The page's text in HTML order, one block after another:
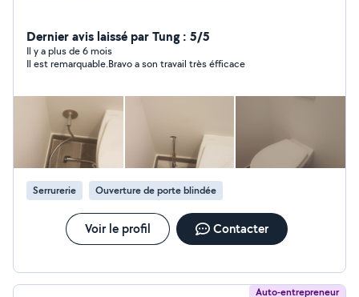
Dernier avis laissé par Tung : 5/5
Il y a plus de 6 mois
Il est remarquable.Bravo a son travail très éfficace
Serrurerie Ouverture de porte blindée
Voir le profil Contacter
Auto-entrepreneur